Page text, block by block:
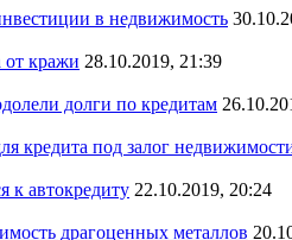
в недвижимость
от кражи 28.10.2019, 21:39
долги по кредитам
кредита под залог
к автокредиту 22.10.2019, 20:24
драгоценных металлов